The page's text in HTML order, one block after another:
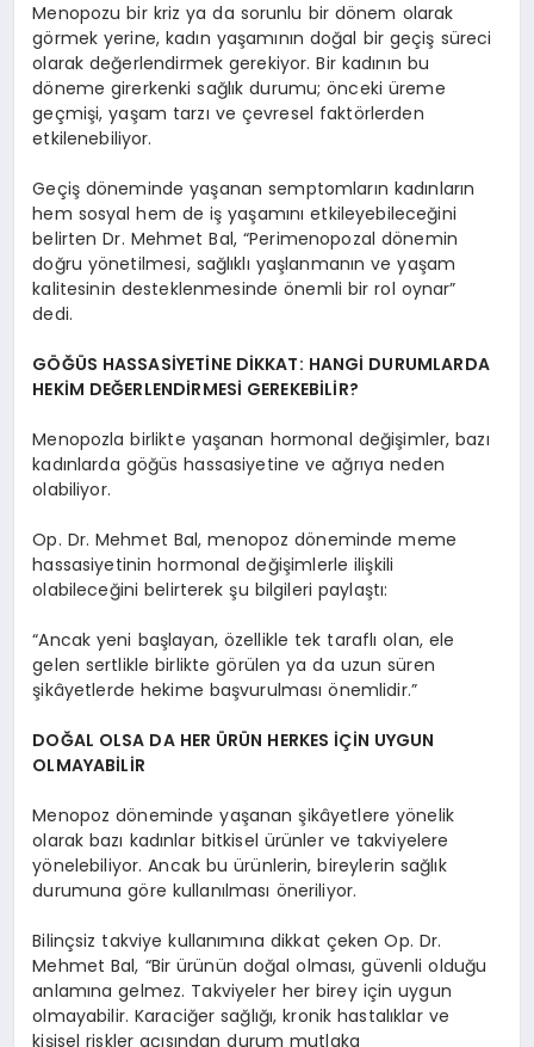
Menopozu bir kriz ya da sorunlu bir dönem olarak
görmek yerine, kadın yaşamının doğal bir geçiş süreci
olarak değerlendirmek gerekiyor. Bir kadının bu
döneme girerkenki sağlık durumu; önceki üreme
geçmişi, yaşam tarzı ve çevresel faktörlerden
etkilenebiliyor.
Geçiş döneminde yaşanan semptomların kadınların
hem sosyal hem de iş yaşamını etkileyebileceğini
belirten Dr. Mehmet Bal, “Perimenopozal dönemin
doğru yönetilmesi, sağlıklı yaşlanmanın ve yaşam
kalitesinin desteklenmesinde önemli bir rol oynar”
dedi.
GÖĞÜS HASSASİYETİNE DİKKAT: HANGİ DURUMLARDA
HEKİM DEĞERLENDİRMESİ GEREKEBİLİR?
Menopozla birlikte yaşanan hormonal değişimler, bazı
kadınlarda göğüs hassasiyetine ve ağrıya neden
olabiliyor.
Op. Dr. Mehmet Bal, menopoz döneminde meme
hassasiyetinin hormonal değişimlerle ilişkili
olabileceğini belirterek şu bilgileri paylaştı:
“Ancak yeni başlayan, özellikle tek taraflı olan, ele
gelen sertlikle birlikte görülen ya da uzun süren
şikâyetlerde hekime başvurulması önemlidir.”
DOĞAL OLSA DA HER ÜRÜN HERKES İÇİN UYGUN
OLMAYABİLİR
Menopoz döneminde yaşanan şikâyetlere yönelik
olarak bazı kadınlar bitkisel ürünler ve takviyelere
yönelebiliyor. Ancak bu ürünlerin, bireylerin sağlık
durumuna göre kullanılması öneriliyor.
Bilinçsiz takviye kullanımına dikkat çeken Op. Dr.
Mehmet Bal, “Bir ürünün doğal olması, güvenli olduğu
anlamına gelmez. Takviyeler her birey için uygun
olmayabilir. Karaciğer sağlığı, kronik hastalıklar ve
kişisel riskler açısından durum mutlaka